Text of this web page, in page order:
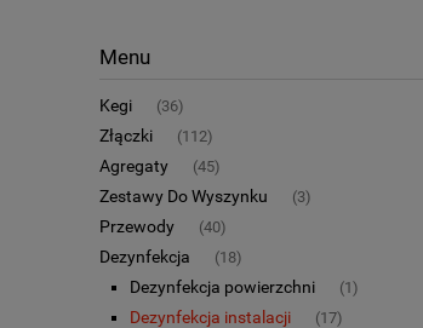
Menu
Kegi (36)
Złączki (112)
Agregaty (45)
Zestawy Do Wyszynku (3)
Przewody (40)
Dezynfekcja (18)
Dezynfekcja powierzchni (1)
Dezynfekcja instalacji (17)